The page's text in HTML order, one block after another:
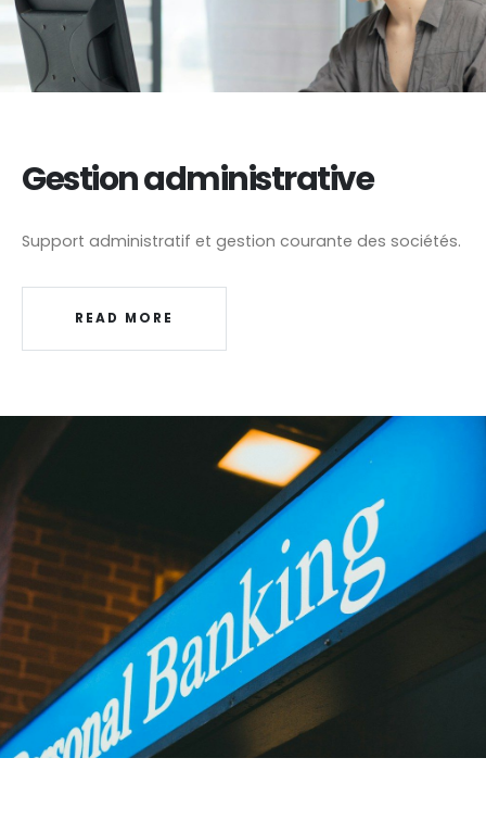
Gestion administrative
Support administratif et gestion courante des sociétés.
READ MORE